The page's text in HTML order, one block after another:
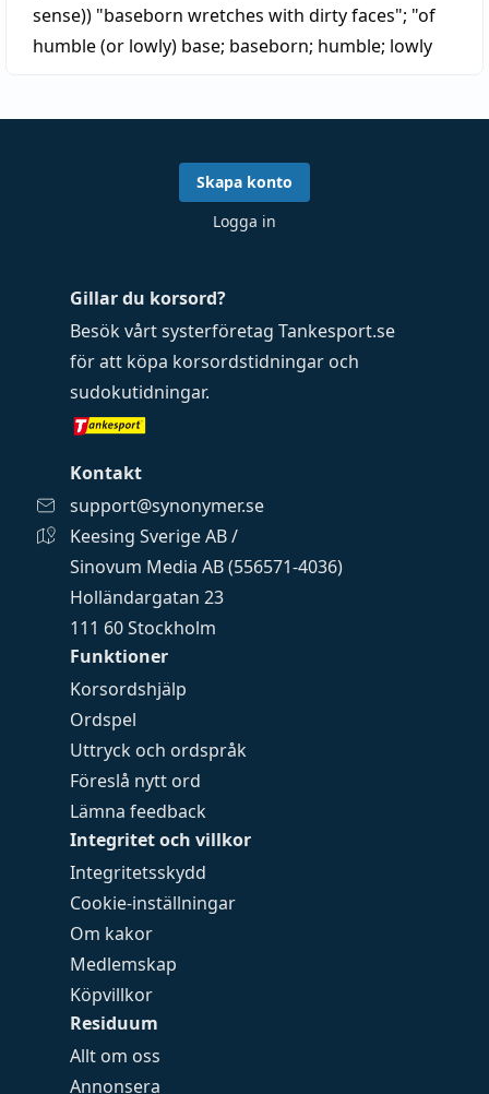
sense)) "baseborn wretches with dirty faces"; "of
humble (or lowly) base; baseborn; humble; lowly
Funktioner
Korsordshjälp
Ordspel
Uttryck och ordspråk
Föreslå nytt ord
Lämna feedback
Integritet och villkor
Integritetsskydd
Cookie-inställningar
Om kakor
Medlemskap
Köpvillkor
Residuum
Allt om oss
Annonsera
Gillar du korsord?
Besök vårt systerföretag Tankesport.se
för att köpa korsordstidningar och
sudokutidningar.
Kontakt
support@synonymer.se
Keesing Sverige AB /
Sinovum Media AB (556571-4036)
Holländargatan 23
111 60 Stockholm
Skapa konto
Logga in